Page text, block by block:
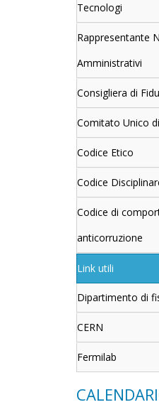
Tecnologi
Rappresentante
Amministrativi
Consigliera di
Comitato Unico
Codice Etico
Codice
Codice di
anticorruzione
Link utili
Dipartimento di
CERN
Fermilab